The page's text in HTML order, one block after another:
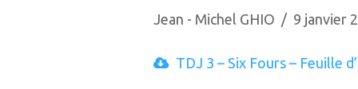
Jean - Michel GHIO 9 janvier
TDJ 3 – Six Fours – Feuille